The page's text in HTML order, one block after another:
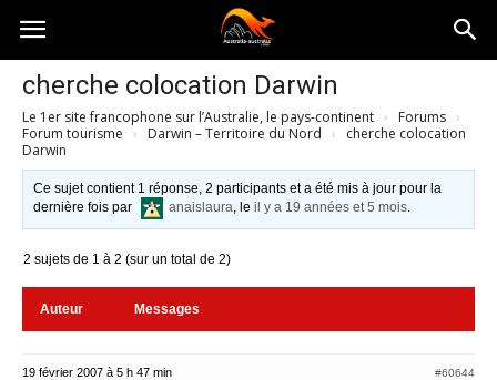
Australia-
australie.com
cherche colocation Darwin
Le 1er site francophone sur l’Australie, le pays-continent › Forums ›
Forum tourisme › Darwin – Territoire du Nord ›
cherche colocation
Darwin
Ce sujet contient 1 réponse, 2 participants et a été mis à jour pour la
dernière fois par
anaislaura, leil y a 19 années et 5 mois.
2 sujets de 1 à 2 (sur un total de 2)
Auteur Messages
19 février 2007 à 5 h 47 min #60644